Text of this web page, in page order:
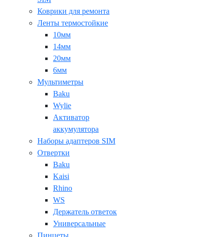
Коврики для ремонта
Ленты термостойкие
10мм
14мм
20мм
6мм
Мультиметры
Baku
Wylie
Активатор
аккумулятора
Наборы адаптеров SIM
Отвертки
Baku
Kaisi
Rhino
WS
Держатель ответок
Универсальные
Пинцеты